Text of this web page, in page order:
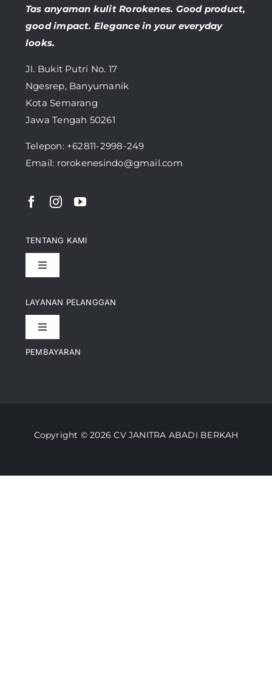
Tas anyaman kulit Rorokenes. Good product,
good impact. Elegance in your everyday
looks.
Jl. Bukit Putri No. 17
Ngesrep, Banyumanik
Kota Semarang
Jawa Tengah 50261
Telepon: +62811-2998-249
Email: rorokenesindo@gmail.com
LAYANAN PELANGGAN
Toggle
Kontak
Lacak Pesanan
Kebijakan Pengembalian
TENTANG KAMI
Toggle
Pencapaian
Artikel
PEMBAYARAN
Copyright © 2026 CV JANITRA ABADI BERKAH